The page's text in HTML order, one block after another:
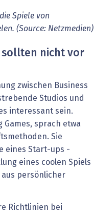
Spiele von
(Source: Netzmedien)
sollten nicht vor
zwischen Business
Studios und
interessant sein.
Games, sprach etwa
Sie
eines Start-ups -
eines coolen Spiels
persönlicher
Richtlinien bei